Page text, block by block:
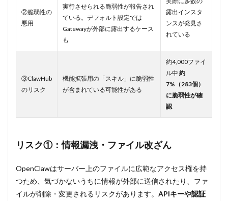
11.8
Q9：
OpenClaw
しない場
いです
11.10
Q10：
OpenClawとClaude
Cowork（Dispatch）
②脆弱性の
悪用
実行させられる脆弱性が報告され
ている。デフォルト設定では
Gatewayが外部に露出するケース
も
露出インスタ
ンスが発見さ
れている
③ClawHub
のリスク
機能拡張用の「スキル」に脆弱性
が含まれている可能性がある
約4,000ファイ
ル中 約
7%（283個）
に脆弱性が確
認
リスク①：情報漏洩・ファイル改ざん
OpenClawはサーバー上のファイルに広範なアクセス権を持
つため、気づかないうちに情報が外部に送信されたり、ファ
イルが削除・変更されるリスクがあります。 APIキーや認証